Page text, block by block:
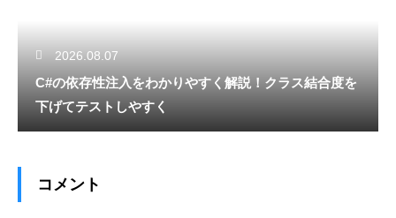
2026.08.07
C#の依存性注入をわかりやすく解説！クラス結合度を
下げてテストしやすく
コメント